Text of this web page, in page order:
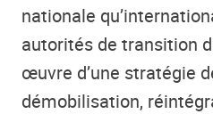
nationale
autorités de transition
œuvre d’une stratégie
démobilisation,